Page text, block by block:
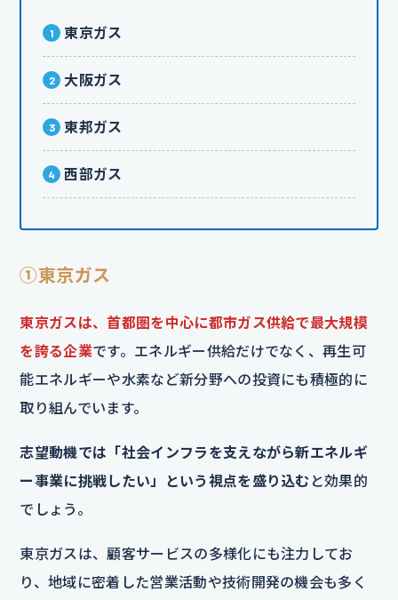
東京ガス
大阪ガス
東邦ガス
西部ガス
①東京ガス
東京ガスは、首都圏を中心に都市ガス供給で最大規模
を誇る企業です。エネルギー供給だけでなく、再生可
能エネルギーや水素など新分野への投資にも積極的に
取り組んでいます。
志望動機では「社会インフラを支えながら新エネルギ
ー事業に挑戦したい」という視点を盛り込む と効果的
でしょう。
東京ガスは、顧客サービスの多様化にも注力してお
り、地域に密着した営業活動や技術開発の機会も多く